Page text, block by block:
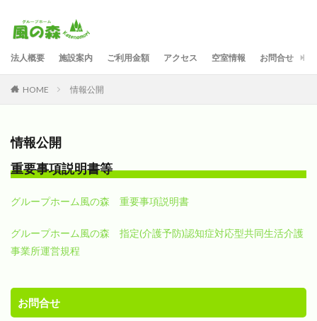
法人概要 施設案内 ご利用金額 アクセス 空室情報 お問合せ
HOME 情報公開
情報公開
重要事項説明書等
グループホーム風の森 重要事項説明書
グループホーム風の森 指定(介護予防)認知症対応型共同生活介護
事業所運営規程
お問合せ